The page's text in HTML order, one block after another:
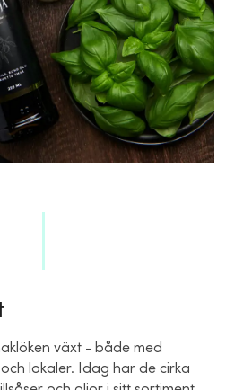
växt - både med
lokaler. Idag har de cirka